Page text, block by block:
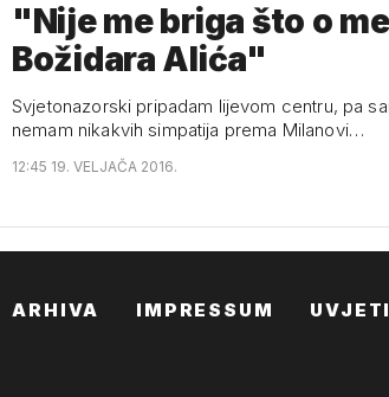
"Nije me briga što o
Božidara Alića"
Svjetonazorski pripadam lijevom centru, pa
nemam nikakvih simpatija prema Milanovi…
12:45 19. VELJAČA 2016.
ARHIVA IMPRESSUM